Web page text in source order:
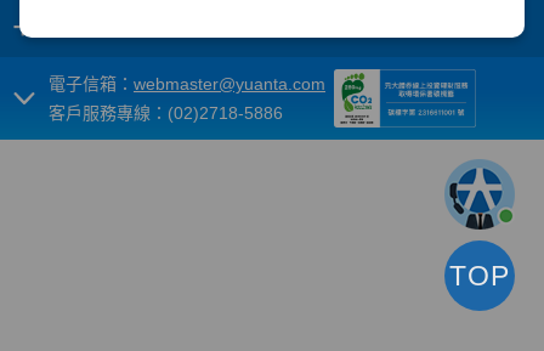
+
電子信箱： webmaster@yuanta.com
客戶服務專線：(02)2718-5886
TOP